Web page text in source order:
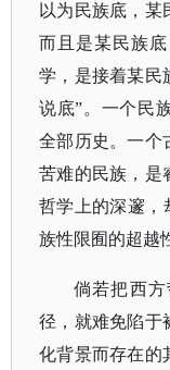
以为民族底，某
而且是某民族
学，是接着某民
说底”。一个民
全部历史。一个
苦难的民族，是
哲学上的深邃，
族性限囿的超越
倘若把西
径，就难免陷于
化背景而存在的